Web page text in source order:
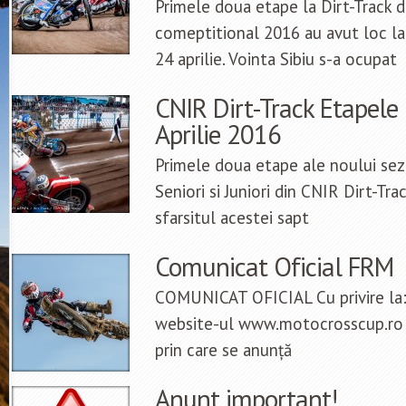
Primele doua etape la Dirt-Track
comeptitional 2016 au avut loc
24 aprilie. Vointa Sibiu s-a ocupat
CNIR Dirt-Track
Aprilie 2016
Primele doua etape ale noului
Seniori si Juniori din CNIR Dirt-
sfarsitul acestei sapt
Comunicat Oficial FRM
COMUNICAT OFICIAL Cu privire
website-ul
prin care se anunță
Anunt important!